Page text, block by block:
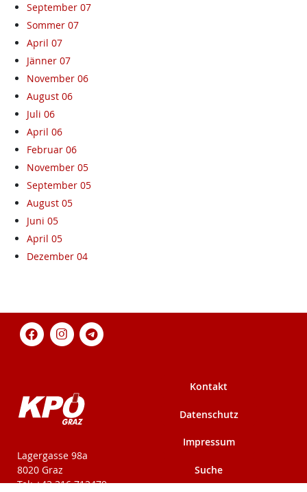
September 07
Sommer 07
April 07
Jänner 07
November 06
August 06
Juli 06
April 06
Februar 06
November 05
September 05
August 05
Juni 05
April 05
Dezember 04
KPÖ-Steiermark
Lagergasse 98a
8020 Graz
Tel: +43 316 712479
Kontakt
Datenschutz
Impressum
Suche